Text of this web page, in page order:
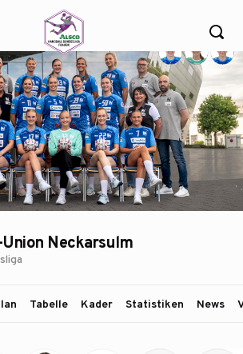
Neckarsulm
Tabelle Kader Statistiken News